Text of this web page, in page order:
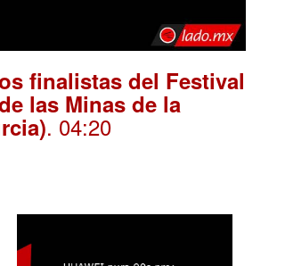
finalistas del Festival
las Minas de la
. 04:20